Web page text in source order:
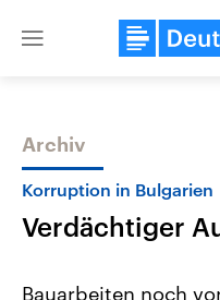
Close
Themen
Archiv
Korruption in Bulgarien
Verdächtiger
Bauarbeiten noch